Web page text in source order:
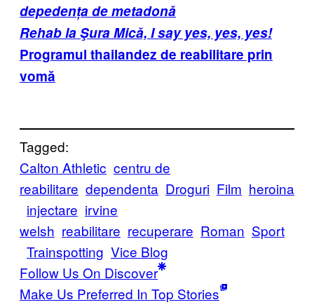
depedența de metadonă
Rehab la Şura Mică, I say yes, yes, yes!
Programul thailandez de reabilitare prin
vomă
Tagged:
Calton Athletic centru de
reabilitare dependenta Droguri Film heroina
injectare irvine
welsh reabilitare recuperare Roman Sport
Trainspotting Vice Blog
Follow Us On Discover
Make Us Preferred In Top Stories